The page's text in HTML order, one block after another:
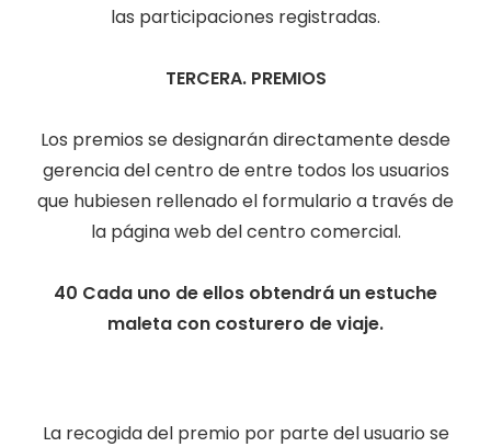
las participaciones registradas.
TERCERA. PREMIOS
Los premios se designarán directamente desde
gerencia del centro de entre todos los usuarios
que hubiesen rellenado el formulario a través de
la página web del centro comercial.
40 Cada uno de ellos obtendrá un estuche
maleta con costurero de viaje.
La recogida del premio por parte del usuario se